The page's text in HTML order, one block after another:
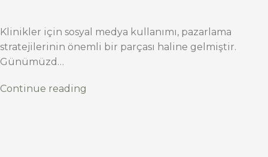
Klinikler için sosyal medya kullanımı, pazarlama
stratejilerinin önemli bir parçası haline gelmiştir.
Günümüzd…
Continue reading